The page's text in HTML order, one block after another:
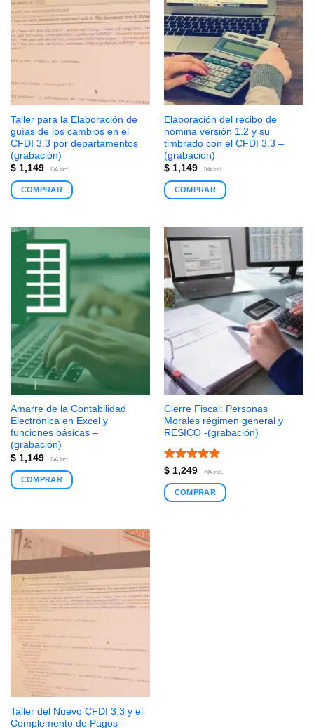
Taller para la Elaboración de
guías de los cambios en el
CFDI 3.3 por departamentos
(grabación)
$1,149 IVA Incl.
COMPRAR
Elaboración del recibo de
nómina versión 1.2 y su
timbrado con el CFDI 3.3 –
(grabación)
$1,149 IVA Incl.
COMPRAR
Amarre de la Contabilidad
Electrónica en Excel y
funciones básicas –
(grabación)
$1,149 IVA Incl.
COMPRAR
Cierre Fiscal: Personas
Morales régimen general y
RESICO -(grabación)
Valorado
con5de 5
$1,249 IVA Incl.
COMPRAR
Taller del Nuevo CFDI 3.3 y el
Complemento de Pagos –